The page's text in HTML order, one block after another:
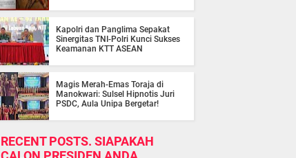
Kapolri dan Panglima Sepakat
Sinergitas TNI-Polri Kunci Sukses
Keamanan KTT ASEAN
Magis Merah-Emas Toraja di
Manokwari: Sulsel Hipnotis Juri
PSDC, Aula Unipa Bergetar!
RECENT POSTS. SIAPAKAH